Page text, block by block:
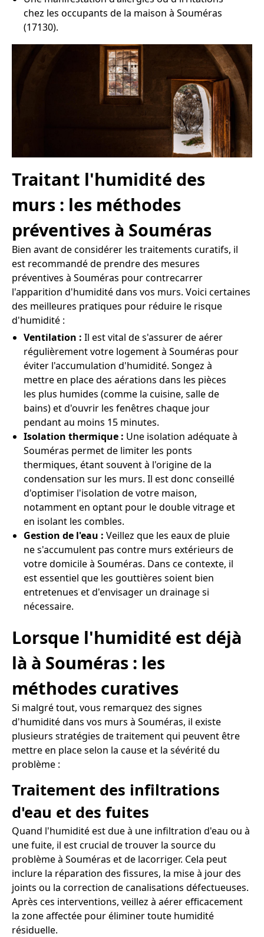
chez les occupants de la maison à Souméras
(17130).
Traitant l'humidité des
murs : les méthodes
préventives à Souméras
Bien avant de considérer les traitements curatifs, il
est recommandé de prendre des mesures
préventives à Souméras pour contrecarrer
l'apparition d'humidité dans vos murs. Voici certaines
des meilleures pratiques pour réduire le risque
d'humidité :
Ventilation : Il est vital de s'assurer de aérer
régulièrement votre logement à Souméras pour
éviter l'accumulation d'humidité. Songez à
mettre en place des aérations dans les pièces
les plus humides (comme la cuisine, salle de
bains) et d'ouvrir les fenêtres chaque jour
pendant au moins 15 minutes.
Isolation thermique : Une isolation adéquate à
Souméras permet de limiter les ponts
thermiques, étant souvent à l'origine de la
condensation sur les murs. Il est donc conseillé
d'optimiser l'isolation de votre maison,
notamment en optant pour le double vitrage et
en isolant les combles.
Gestion de l'eau : Veillez que les eaux de pluie
ne s'accumulent pas contre murs extérieurs de
votre domicile à Souméras. Dans ce contexte, il
est essentiel que les gouttières soient bien
entretenues et d'envisager un drainage si
nécessaire.
Lorsque l'humidité est déjà
là à Souméras : les
méthodes curatives
Si malgré tout, vous remarquez des signes
d'humidité dans vos murs à Souméras, il existe
plusieurs stratégies de traitement qui peuvent être
mettre en place selon la cause et la sévérité du
problème :
Traitement des infiltrations
d'eau et des fuites
Quand l'humidité est due à une infiltration d'eau ou à
une fuite, il est crucial de trouver la source du
problème à Souméras et de lacorriger. Cela peut
inclure la réparation des fissures, la mise à jour des
joints ou la correction de canalisations défectueuses.
Après ces interventions, veillez à aérer efficacement
la zone affectée pour éliminer toute humidité
résiduelle.